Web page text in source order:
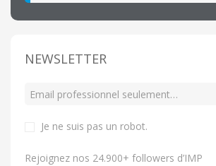
NEWSLETTER
Je ne suis pas un robot.
Rejoignez nos 24.900+ followers d’IMP